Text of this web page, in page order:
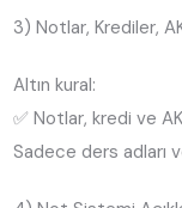
3) Notlar, Krediler,
Altın kural:
✅ Notlar, kredi ve
Sadece ders adları